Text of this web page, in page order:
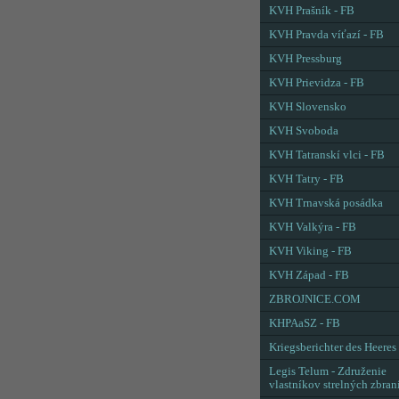
KVH Prašník - FB
KVH Pravda víťazí - FB
KVH Pressburg
KVH Prievidza - FB
KVH Slovensko
KVH Svoboda
KVH Tatranskí vlci - FB
KVH Tatry - FB
KVH Trnavská posádka
KVH Valkýra - FB
KVH Viking - FB
KVH Západ - FB
ZBROJNICE.COM
KHPAaSZ - FB
Kriegsberichter des Heeres
Legis Telum - Združenie
vlastníkov strelných